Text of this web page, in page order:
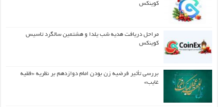
کوینکس
مراحل دریافت هدیه شب یلدا و هشتمین سالگرد تاسیس
کوینکس
بررسی تأثیر فرضیه زن بودن امام دوازدهم بر نظریه «فقیه
غایب»